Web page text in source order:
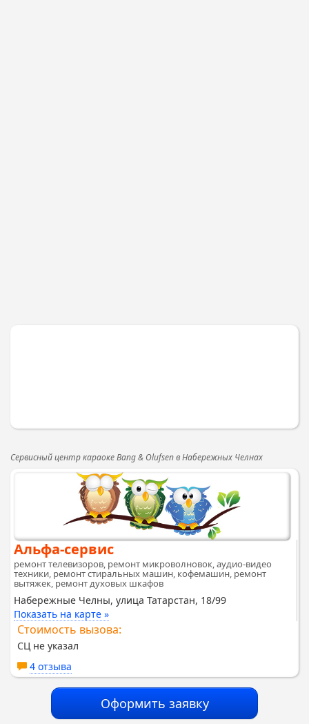
Сервисный центр караоке Bang & Olufsen в Набережных Челнах
Альфа-сервис
ремонт телевизоров, ремонт микроволновок, аудио-видео
техники, ремонт стиральных машин, кофемашин, ремонт
вытяжек, ремонт духовых шкафов
Набережные Челны, улица Татарстан, 18/99
Показать на карте »
Стоимость вызова:
СЦ не указал
4 отзыва
Оформить заявку